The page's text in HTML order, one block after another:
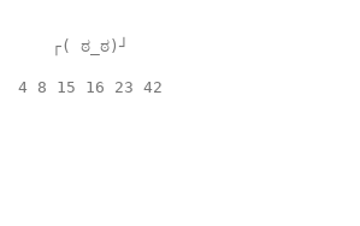
┌( ಠ_ಠ)┘
4 8 15 16 23 42